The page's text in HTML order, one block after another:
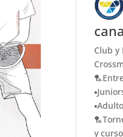
Club y
y